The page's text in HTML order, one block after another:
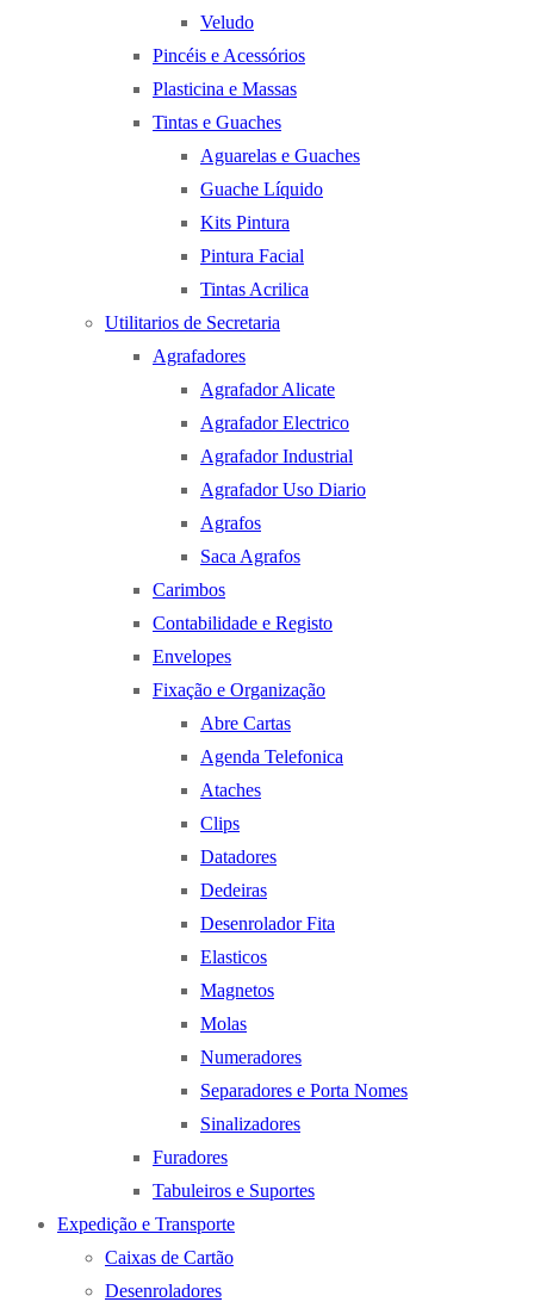
Veludo
Pincéis e Acessórios
Plasticina e Massas
Tintas e Guaches
Aguarelas e Guaches
Guache Líquido
Kits Pintura
Pintura Facial
Tintas Acrilica
Utilitarios de Secretaria
Agrafadores
Agrafador Alicate
Agrafador Electrico
Agrafador Industrial
Agrafador Uso Diario
Agrafos
Saca Agrafos
Carimbos
Contabilidade e Registo
Envelopes
Fixação e Organização
Abre Cartas
Agenda Telefonica
Ataches
Clips
Datadores
Dedeiras
Desenrolador Fita
Elasticos
Magnetos
Molas
Numeradores
Separadores e Porta Nomes
Sinalizadores
Furadores
Tabuleiros e Suportes
Expedição e Transporte
Caixas de Cartão
Desenroladores